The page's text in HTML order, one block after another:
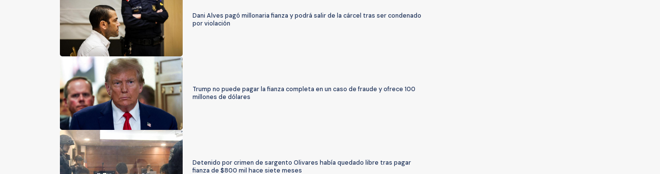
Dani Alves pagó millonaria fianza y podrá salir de la cárcel tras ser condenado
por violación
Trump no puede pagar la fianza completa en un caso de fraude y ofrece 100
millones de dólares
Detenido por crimen de sargento Olivares había quedado libre tras pagar
fianza de $800 mil hace siete meses